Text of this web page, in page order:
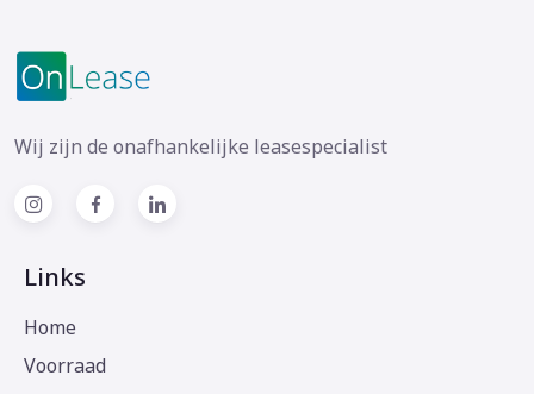
Wij zijn de onafhankelijke leasespecialist
Links
Home
Voorraad